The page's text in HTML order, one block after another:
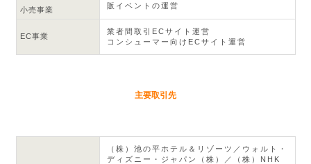
小売事業
販イベントの運営
EC事業
業者間取引ECサイト運営
コンシューマー向けECサイト運営
主要取引先
（株）池の平ホテル＆リゾーツ／ウォルト・
ディズニー・ジャパン（株）／（株）NHK